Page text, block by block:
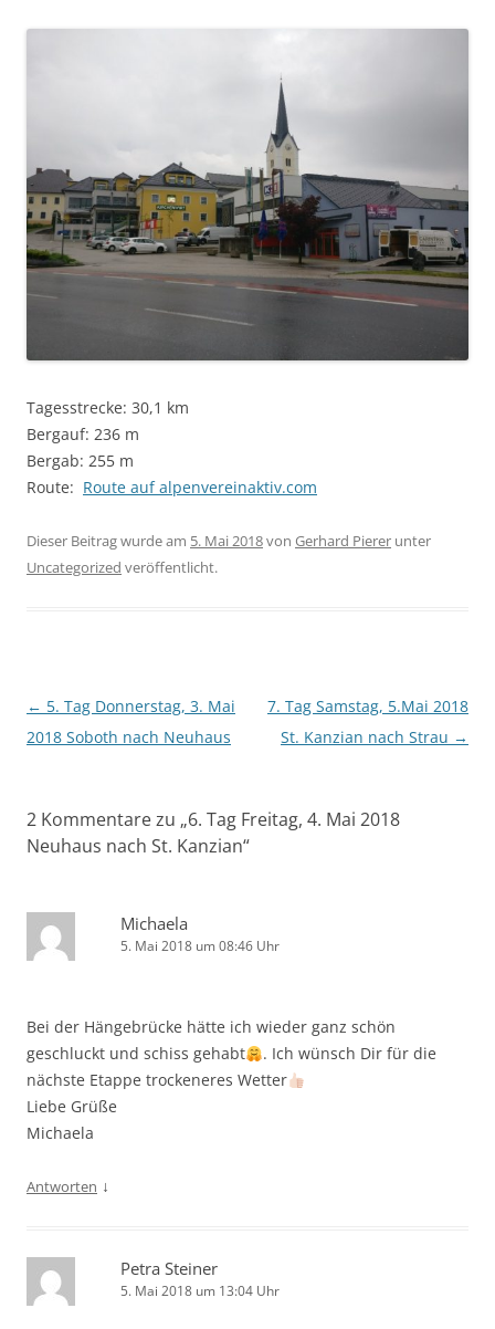
Tagesstrecke: 30,1 km
Bergauf: 236 m
Bergab: 255 m
Route: Route auf alpenvereinaktiv.com
Dieser Beitrag wurde am 5. Mai 2018von Gerhard Pierer unter
Uncategorized veröffentlicht.
Beitragsnavigation
← 5. Tag Donnerstag, 3. Mai
2018 Soboth nach Neuhaus
7. Tag Samstag, 5.Mai 2018
St. Kanzian nach Strau →
2 Kommentare zu „6. Tag Freitag, 4. Mai 2018
Neuhaus nach St. Kanzian“
Michaela
5. Mai 2018 um 08:46 Uhr
Bei der Hängebrücke hätte ich wieder ganz schön
geschluckt und schiss gehabt
. Ich wünsch Dir für die
nächste Etappe trockeneres Wetter
Liebe Grüße
Michaela
Antworten ↓
Petra Steiner
5. Mai 2018 um 13:04 Uhr